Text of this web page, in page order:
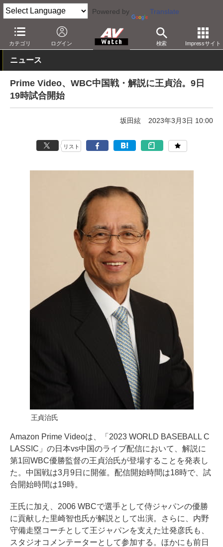
Powered by Translate
カテゴリ ログイン 検索 Impressサイト
AV Watch コンテンツ・サービス 映像配信 Amazonビデオ
ニュース
Prime Video、WBC中国戦・解説に王貞治。9日
19時試合開始
坂田絃 2023年3月3日 10:00
リスト
王貞治氏
Amazon Prime Videoは、「2023 WORLD BASEBALL C
LASSIC」の日本vs中国のライブ配信において、解説に
第1回WBC優勝監督の王貞治氏が登場することを発表し
た。中国戦は3月9日に開催。配信開始時間は18時で、試
合開始時間は19時。
王氏に加え、2006 WBCで選手として侍ジャパンの優勝
に貢献した里崎智也氏が解説として出演。さらに、内野
守備走塁コーチとして王ジャパンを支えた辻発彦氏も、
スタジオコメンテーターとして参加する。ほかにも前日